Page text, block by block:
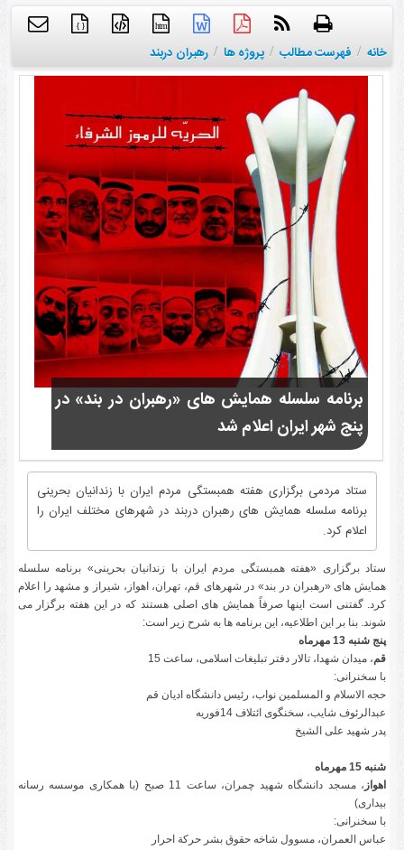
htm
{ }
خانه / فهرست مطالب / پروژه ها / رهبران دربند
برنامه سلسله همایش های «رهبران در بند» در
پنج شهر ایران اعلام شد
ستاد مردمی برگزاری هفته همبستگی مردم ایران با زندانیان بحرینی
برنامه سلسله همایش های رهبران دربند در شهرهای مختلف ایران را
اعلام کرد.
ستاد برگزاری «هفته همبستگی مردم ایران با زندانیان بحرینی» برنامه سلسله
همایش های «رهبران در بند» در شهرهای قم، تهران، اهواز، شیراز و مشهد را اعلام
کرد. گفتنی است اینها صرفاً همایش های اصلی هستند که در این هفته برگزار می
شوند. بنا بر این اطلاعیه، این برنامه ها به شرح زیر است:
پنج شنبه 13 مهرماه
قم، میدان شهدا، تالار دفتر تبلیغات اسلامی، ساعت 15
با سخنرانی:
حجه الاسلام و المسلمین نواب، رئیس دانشگاه ادیان قم
عبدالرئوف شایب، سخنگوی ائتلاف 14فوریه
پدر شهید علی الشیخ
شنبه 15 مهرماه
اهواز
، مسجد دانشگاه شهید چمران، ساعت 11 صبح (با همکاری موسسه رسانه
بیداری)
با سخنرانی:
عباس العمران، مسوول شاخه حقوق بشر حرکة احرار